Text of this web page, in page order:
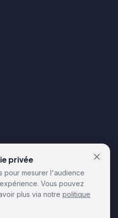
privée
pour mesurer l'audience
Vous pouvez
plus via notre politique